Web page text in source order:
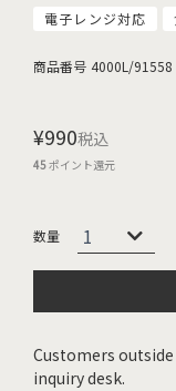
電子レンジ対応
商品番号 4000L/91558
¥990税込
45ポイント還元
Customers
inquiry desk.